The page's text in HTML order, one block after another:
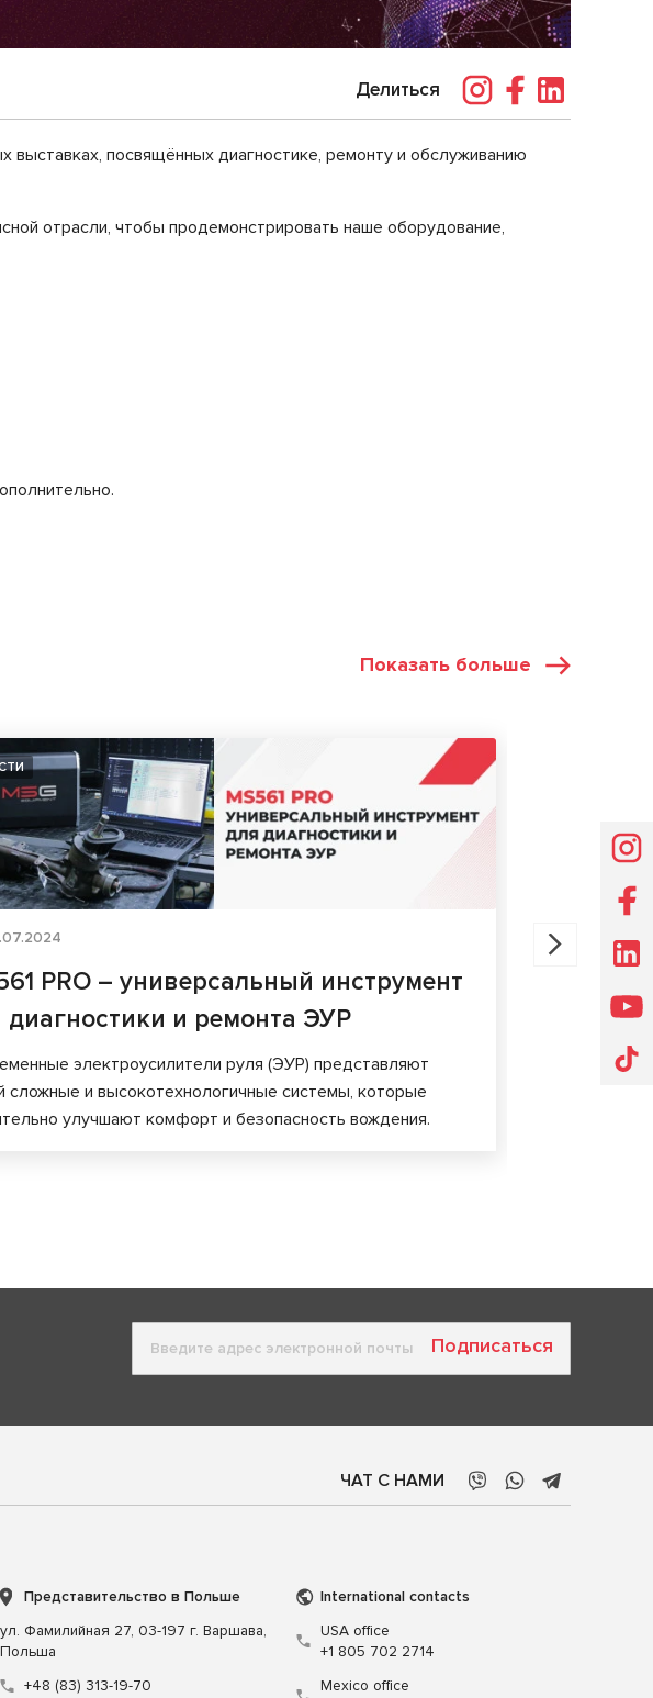
Делиться
посвящённых диагностике, ремонту и обслуживанию
отрасли, чтобы продемонстрировать наше оборудование,
Показать больше
PRO – универсальный инструмент
диагностики и ремонта ЭУР
электроусилители руля (ЭУР) представляют
сложные и высокотехнологичные системы, которые
улучшают комфорт и безопасность вождения.
Подписаться
ЧАТ С НАМИ
Представительство в Польше
ул. Фамилийная 27, 03-197 г. Варшава,
Польша
+48 (83) 313-19-70
International contacts
USA office
+1 805 702 2714
Mexico office